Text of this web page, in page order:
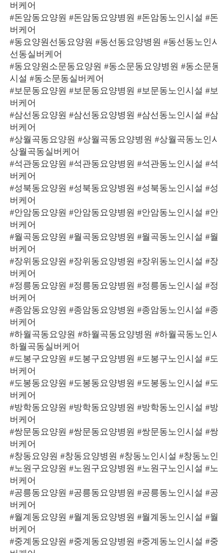
버케어
#돈암동요양원 #돈암동요양병원 #돈암동노인시설 #
버케어
#동요양원선동요양원 #동선동요양병원 #동선동노인
선동실버케어
#동요양원소문동요양원 #동소문동요양병원 #동소문
시설 #동소문동실버케어
#보문동요양원 #보문동요양병원 #보문동노인시설 #
버케어
#삼선동요양원 #삼선동요양병원 #삼선동노인시설 #
버케어
#상월곡동요양원 #상월곡동요양병원 #상월곡동노인
상월곡동실버케어
#석관동요양원 #석관동요양병원 #석관동노인시설 #
버케어
#성북동요양원 #성북동요양병원 #성북동노인시설 #
버케어
#안암동요양원 #안암동요양병원 #안암동노인시설 #
버케어
#월곡동요양원 #월곡동요양병원 #월곡동노인시설 #
버케어
#장위동요양원 #장위동요양병원 #장위동노인시설 #
버케어
#정릉동요양원 #정릉동요양병원 #정릉동노인시설 #
버케어
#종암동요양원 #종암동요양병원 #종암동노인시설 #
버케어
#하월곡동요양원 #하월곡동요양병원 #하월곡동노인
하월곡동실버케어
#도봉구요양원 #도봉구요양병원 #도봉구노인시설 #
버케어
#도봉동요양원 #도봉동요양병원 #도봉동노인시설 #
버케어
#방학동요양원 #방학동요양병원 #방학동노인시설 #
버케어
#쌍문동요양원 #쌍문동요양병원 #쌍문동노인시설 #
버케어
#창동요양원 #창동요양병원 #창동노인시설 #창동노
#노원구요양원 #노원구요양병원 #노원구노인시설 #
버케어
#공릉동요양원 #공릉동요양병원 #공릉동노인시설 #
버케어
#월계동요양원 #월계동요양병원 #월계동노인시설 #
버케어
#중계동요양원 #중계동요양병원 #중계동노인시설 #